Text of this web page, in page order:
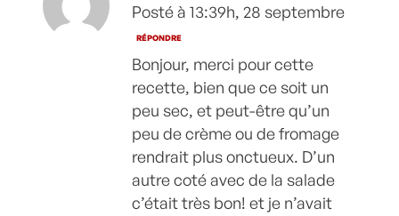
Posté à 13:39h, 28 septembre
RÉPONDRE
Bonjour, merci pour cette
recette, bien que ce soit un
peu sec, et peut-être qu’un
peu de crème ou de fromage
rendrait plus onctueux. D’un
autre coté avec de la salade
c’était très bon! et je n’avait